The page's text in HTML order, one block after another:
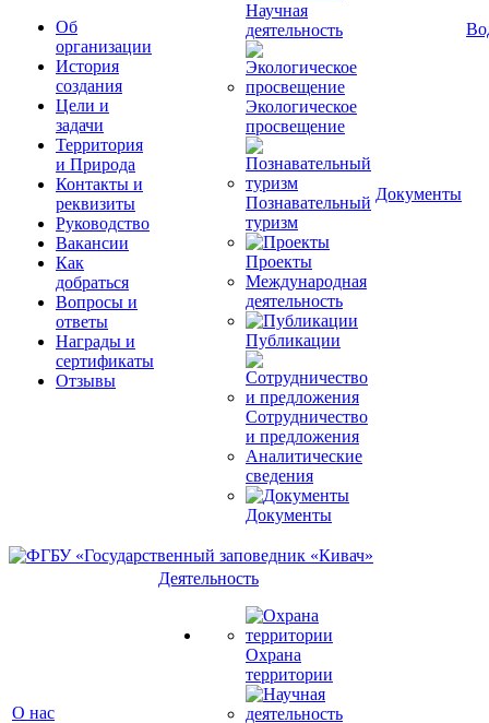
Об
организации
История
создания
Цели и
задачи
Территория
и Природа
Контакты и
реквизиты
Руководство
Вакансии
Как
добраться
Вопросы и
ответы
Награды и
сертификаты
Отзывы
Научная
деятельность
Экологическое
просвещение
Познавательный
туризм
Проекты
Международная
деятельность
Публикации
Сотрудничество
и предложения
Аналитические
сведения
Документы
Документы
О нас
Деятельность
Охрана
территории